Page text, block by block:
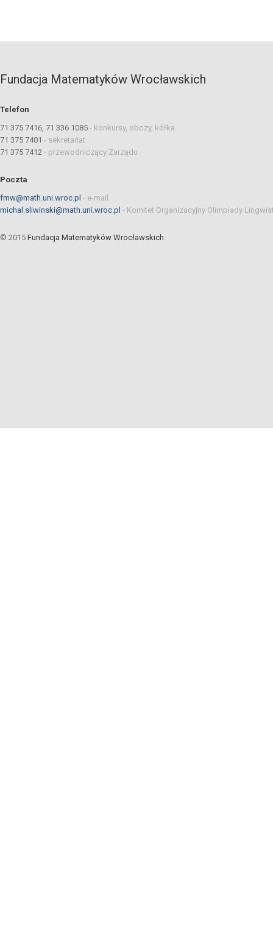
Fundacja Matematyków Wrocławskich
Telefon
71 375 7416, 71 336 1085 - konkursy, obozy, kółka
71 375 7401 - sekretariat
71 375 7412 - przewodniczący Zarządu
Poczta
fmw@math.uni.wroc.pl - e-mail
michal.sliwinski@math.uni.wroc.pl - Komitet Organizacyjny Olimpiady
© 2015 Fundacja Matematyków Wrocławskich